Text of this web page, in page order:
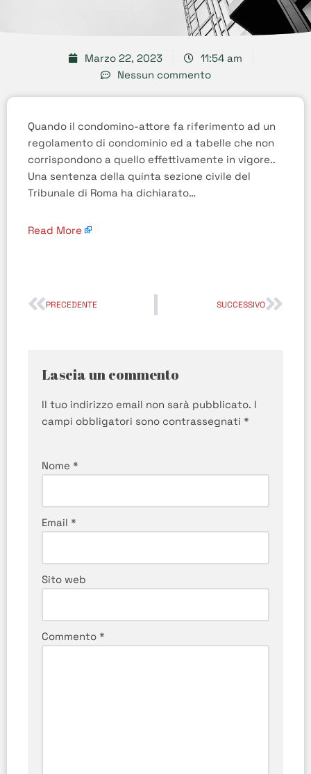
Marzo 22, 2023
11:54 am
Nessun commento
Quando il condomino-attore fa riferimento ad un
regolamento di condominio ed a tabelle che non
corrispondono a quello effettivamente in vigore..
Una sentenza della quinta sezione civile del
Tribunale di Roma ha dichiarato…
Read More
PRECEDENTE SUCCESSIVO
Lascia un commento
Il tuo indirizzo email non sarà pubblicato. I
campi obbligatori sono contrassegnati *
Nome *
Email *
Sito web
Commento *